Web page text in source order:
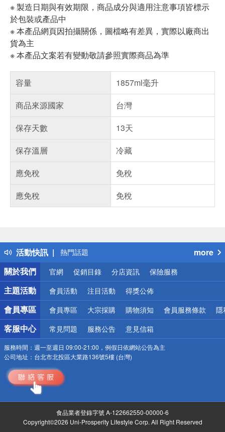
※ 製造日期與有效期限，商品成分與適用注意事項皆標示
於包裝或產品中
※ 本產品網頁因拍攝關係，圖檔略有差異，實際以廠商出
貨為主
※ 本產品文案若有變動敬請參照實際商品為準
容量
1857ml毫升
商品來源國家
台灣
保存天數
13天
保存溫層
冷藏
應免稅
免稅
應免稅
免稅
活動快訊
得獎公告
熱門話題
銀行優惠
偏遠地區配送
詐騙網頁！請小心！
more
關於我們
官網 促銷目錄 分店資訊 保險服務
主題活動 會員活動 注目活動 得獎公佈
會員專區 會員專區 大宗採購 購物須知 會員服務條款 隱
客服中心 常見問題 服務公告 意見信箱
服務時間： 週一至週日 09:00-21:00，例假日依網站公告為主
公司地址： 台北市北投區大業路136號5樓 (台灣)
食品業者登錄字號 A-122662550-00000-6
Copyright©2026 Uni-Prosperity Lifestyle Corp. All Right Reserved